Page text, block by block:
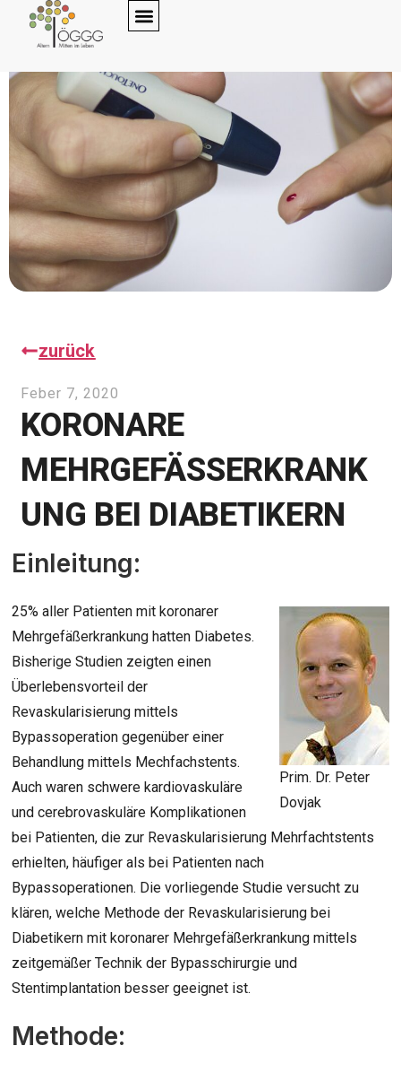
zurück
Feber 7, 2020
KORONARE
MEHRGEFÄSSERKRANKU
NG BEI DIABETIKERN
Einleitung:
Prim. Dr. Peter
Dovjak
25% aller Patienten mit koronarer
Mehrgefäßerkrankung hatten Diabetes.
Bisherige Studien zeigten einen
Überlebensvorteil der
Revaskularisierung mittels
Bypassoperation gegenüber einer
Behandlung mittels Mechfachstents.
Auch waren schwere kardiovaskuläre
und cerebrovaskuläre Komplikationen
bei Patienten, die zur Revaskularisierung Mehrfachtstents
erhielten, häufiger als bei Patienten nach
Bypassoperationen. Die vorliegende Studie versucht zu
klären, welche Methode der Revaskularisierung bei
Diabetikern mit koronarer Mehrgefäßerkrankung mittels
zeitgemäßer Technik der Bypasschirurgie und
Stentimplantation besser geeignet ist.
Methode: